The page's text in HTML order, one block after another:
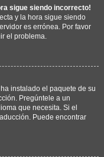
sigue siendo incorrecto!
y la hora sigue siendo
es errónea. Por favor
el problema.
instalado el paquete de su
Pregúntele a un
que necesita. Si el
Puede encontrar